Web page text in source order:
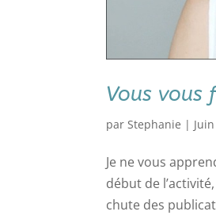
Vous vous
parStephanie |
Je ne vous
début de
chute des